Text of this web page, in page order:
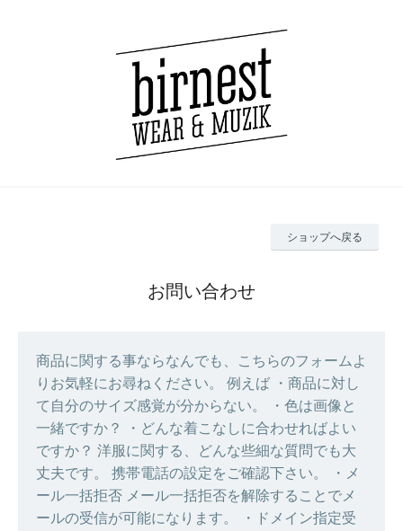
ショップへ戻る
お問い合わせ
商品に関する事ならなんでも、こちらのフォームよ
りお気軽にお尋ねください。 例えば ・商品に対し
て自分のサイズ感覚が分からない。 ・色は画像と
一緒ですか？ ・どんな着こなしに合わせればよい
ですか？ 洋服に関する、どんな些細な質問でも大
丈夫です。 携帯電話の設定をご確認下さい。 ・メ
ール一括拒否 メール一括拒否を解除することでメ
ールの受信が可能になります。 ・ドメイン指定受